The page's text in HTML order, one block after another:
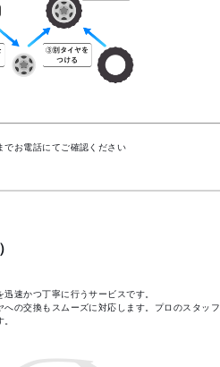
お電話にてご確認ください
速かつ丁寧に行うサービスです。
の交換もスムーズに対応します。プロのスタッフ